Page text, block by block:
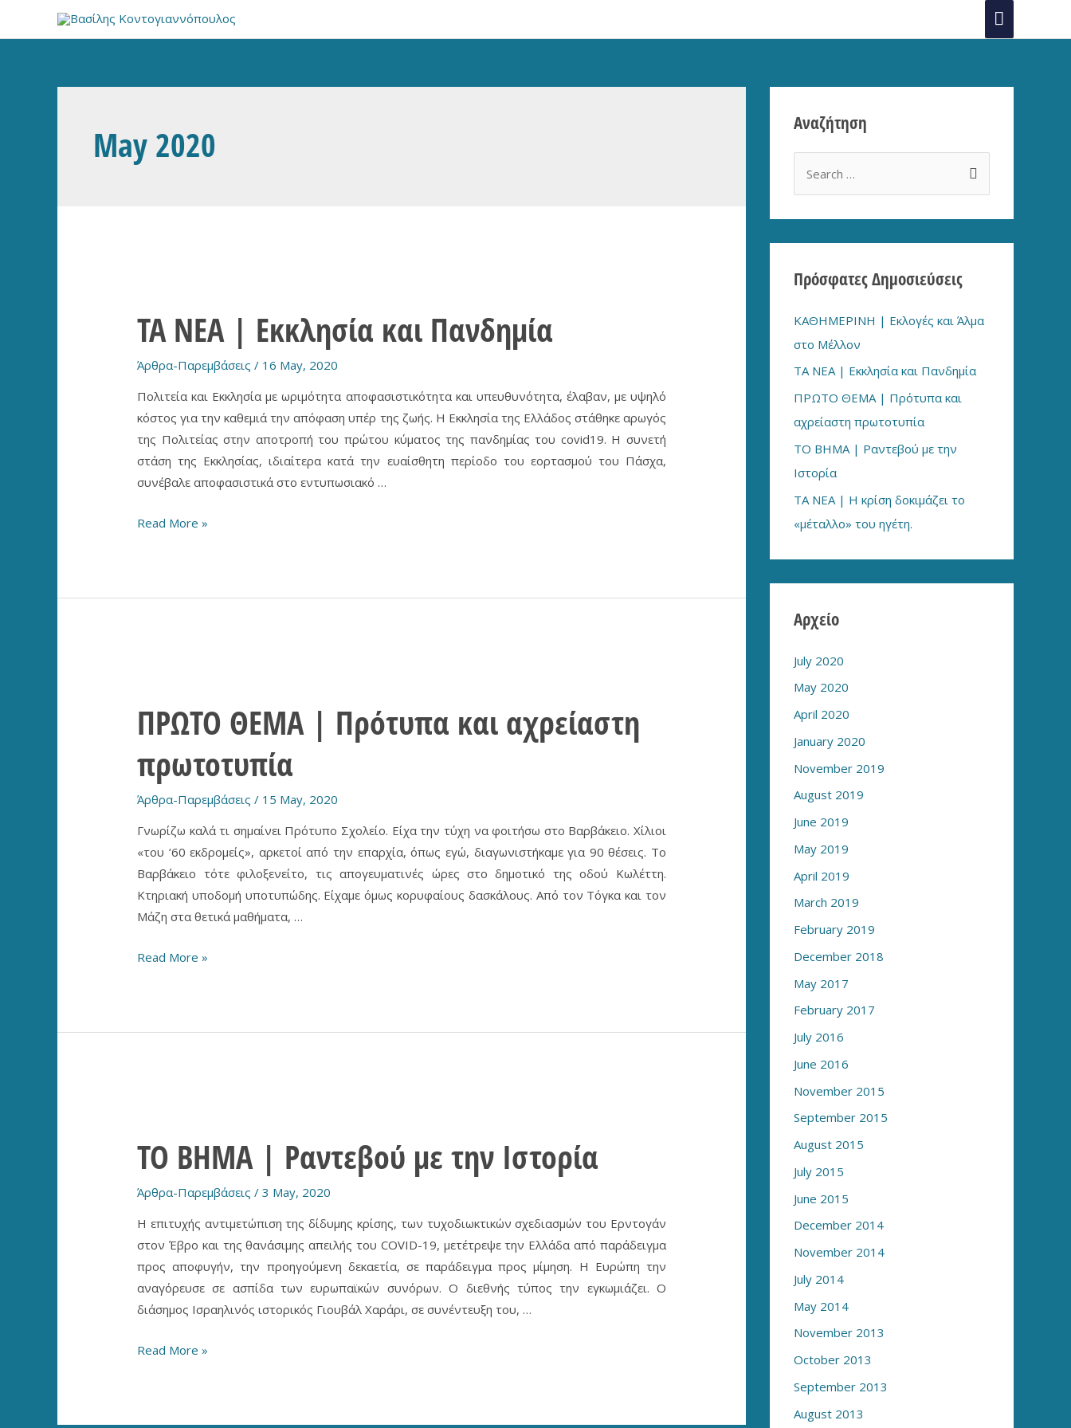
Main
May 2020
ΤΑ ΝΕΑ | Εκκλησία και Πανδημία
Άρθρα-Παρεμβάσεις / 16 May, 2020
Πολιτεία και Εκκλησία με ωριμότητα αποφασιστικότητα και υπευθυνότητα, έλαβαν, με υψηλό
κόστος για την καθεμιά την απόφαση υπέρ της ζωής. Η Εκκλησία της Ελλάδος στάθηκε αρωγός
της Πολιτείας στην αποτροπή του πρώτου κύματος της πανδημίας του covid19. Η συνετή
στάση της Εκκλησίας, ιδιαίτερα κατά την ευαίσθητη περίοδο του εορτασμού του Πάσχα,
συνέβαλε αποφασιστικά στο εντυπωσιακό …
ΤΑ
Read More »
ΠΡΩΤΟ ΘΕΜΑ | Πρότυπα και αχρείαστη
πρωτοτυπία
Άρθρα-Παρεμβάσεις / 15 May, 2020
Γνωρίζω καλά τι σημαίνει Πρότυπο Σχολείο. Είχα την τύχη να φοιτήσω στο Βαρβάκειο. Χίλιοι
«του ‘60 εκδρομείς», αρκετοί από την επαρχία, όπως εγώ, διαγωνιστήκαμε για 90 θέσεις. Το
Βαρβάκειο τότε φιλοξενείτο, τις απογευματινές ώρες στο δημοτικό της οδού Κωλέττη.
Κτηριακή υποδομή υποτυπώδης. Είχαμε όμως κορυφαίους δασκάλους. Από τον Τόγκα και τον
Μάζη στα θετικά μαθήματα, …
ΠΡΩΤΟ
Read More »
ΤΟ ΒΗΜΑ | Ραντεβού με την Ιστορία
Άρθρα-Παρεμβάσεις /3 May, 2020
Η επιτυχής αντιμετώπιση της δίδυμης κρίσης, των τυχοδιωκτικών σχεδιασμών του Ερντογάν
στον Έβρο και της θανάσιμης απειλής του COVID-19, μετέτρεψε την Ελλάδα από παράδειγμα
προς αποφυγήν, την προηγούμενη δεκαετία, σε παράδειγμα προς μίμηση. Η Ευρώπη την
αναγόρευσε σε ασπίδα των ευρωπαϊκών συνόρων. Ο διεθνής τύπος την εγκωμιάζει. Ο
διάσημος Ισραηλινός ιστορικός Γιουβάλ Χαράρι, σε συνέντευξη του, …
ΤΟ
Read More »
Αναζήτηση
h
o
r
Πρόσφατες Δημοσιεύσεις
ΚΑΘΗΜΕΡΙΝΗ | Εκλογές και Άλμα
στο Μέλλον
ΤΑ ΝΕΑ | Εκκλησία και Πανδημία
ΠΡΩΤΟ ΘΕΜΑ | Πρότυπα και
αχρείαστη πρωτοτυπία
ΤΟ ΒΗΜΑ | Ραντεβού με την
Ιστορία
TA NEA | Η κρίση δοκιμάζει το
«μέταλλο» του ηγέτη.
Αρχείο
July 2020
May 2020
April 2020
January 2020
November 2019
August 2019
June 2019
May 2019
April 2019
March 2019
February 2019
December 2018
May 2017
February 2017
July 2016
June 2016
November 2015
September 2015
August 2015
July 2015
June 2015
December 2014
November 2014
July 2014
May 2014
November 2013
October 2013
September 2013
August 2013